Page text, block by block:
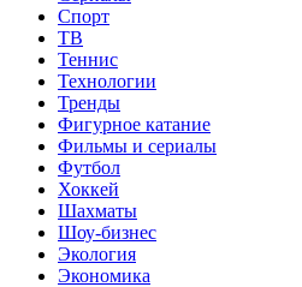
Спорт
ТВ
Теннис
Технологии
Тренды
Фигурное катание
Фильмы и сериалы
Футбол
Хоккей
Шахматы
Шоу-бизнес
Экология
Экономика